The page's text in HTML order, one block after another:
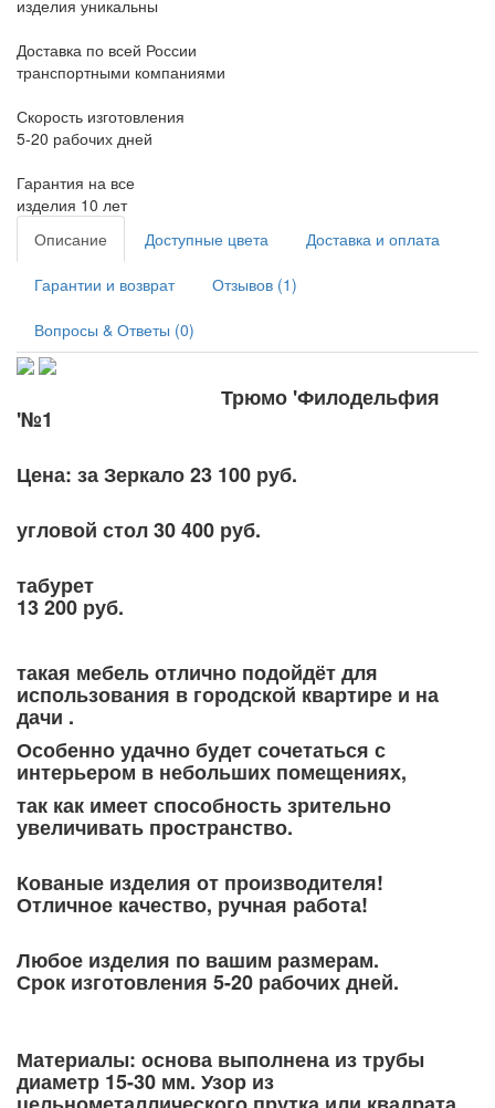
изделия уникальны
Доставка по всей России
транспортными компаниями
Скорость изготовления
5-20 рабочих дней
Гарантия на все
изделия 10 лет
Описание
Доступные цвета Доставка и оплата
Гарантии и возврат Отзывов (1)
Вопросы & Ответы (0)
Трюмо 'Филодельфия
'№1
Цена: за Зеркало 23 100 руб.
угловой стол 30 400 руб.
табурет
13 200 руб.
такая мебель отлично подойдёт для
использования в городской квартире и на
дачи .
Особенно удачно будет сочетаться с
интерьером в небольших помещениях,
так как имеет способность зрительно
увеличивать пространство.
Кованые изделия от производителя!
Отличное качество, ручная работа!
Любое изделия по вашим размерам.
Срок изготовления 5-20 рабочих дней.
Материалы: основа выполнена из трубы
диаметр 15-30 мм. Узор из